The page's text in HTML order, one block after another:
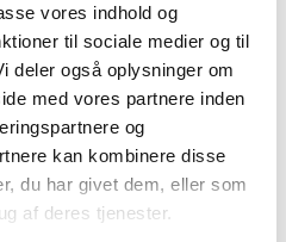
vores indhold og
til sociale medier og til
deler også oplysninger om
med vores partnere inden
og
kan kombinere disse
du har givet dem, eller som
af deres tjenester.
lovgivning af
foreninger
senest den
menighedsrådet
til de gældende
et 2/3 flertal af Kirkens
for at gennemføre
nødvendige